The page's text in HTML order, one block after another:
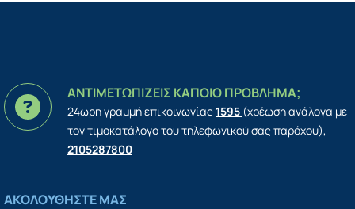
ΑΝΤΙΜΕΤΩΠΙΖΕΙΣ ΚΑΠΟΙΟ ΠΡΟΒΛΗΜΑ;
24ωρη γραμμή επικοινωνίας 1595 (χρέωση ανάλογα με
τον τιμοκατάλογο του τηλεφωνικού σας παρόχου),
2105287800
ΑΚΟΛΟΥΘΗΣΤΕ ΜΑΣ